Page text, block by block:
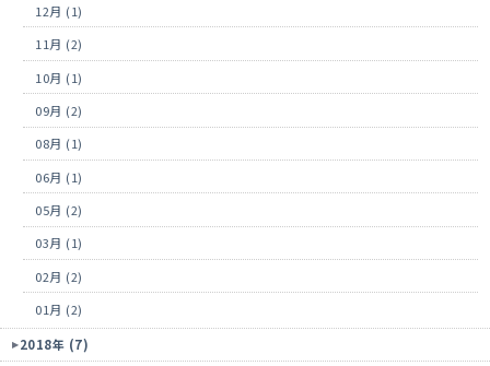
12月 (1)
11月 (2)
10月 (1)
09月 (2)
08月 (1)
06月 (1)
05月 (2)
03月 (1)
02月 (2)
01月 (2)
2018年 (7)